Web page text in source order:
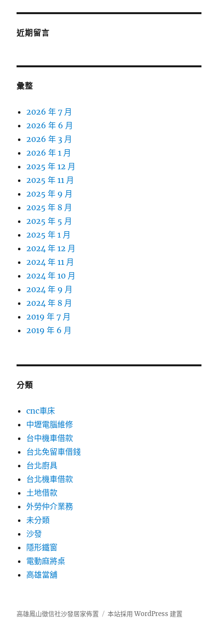
近期留言
彙整
2026 年 7 月
2026 年 6 月
2026 年 3 月
2026 年 1 月
2025 年 12 月
2025 年 11 月
2025 年 9 月
2025 年 8 月
2025 年 5 月
2025 年 1 月
2024 年 12 月
2024 年 11 月
2024 年 10 月
2024 年 9 月
2024 年 8 月
2019 年 7 月
2019 年 6 月
分類
cnc車床
中壢電腦維修
台中機車借款
台北免留車借錢
台北廚具
台北機車借款
土地借款
外勞仲介業務
未分類
沙發
隱形鐵窗
電動麻將桌
高雄當舖
高雄鳳山徵信社沙發居家佈置 本站採用 WordPress 建置